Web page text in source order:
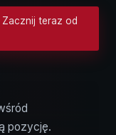
Zacznij teraz od
pozycję.